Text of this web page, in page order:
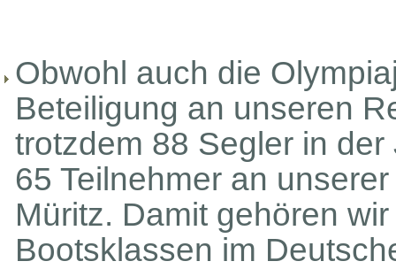
Obwohl auch die
Beteiligung an unseren
trotzdem 88 Segler in
65 Teilnehmer an
Müritz. Damit gehören
Bootsklassen im